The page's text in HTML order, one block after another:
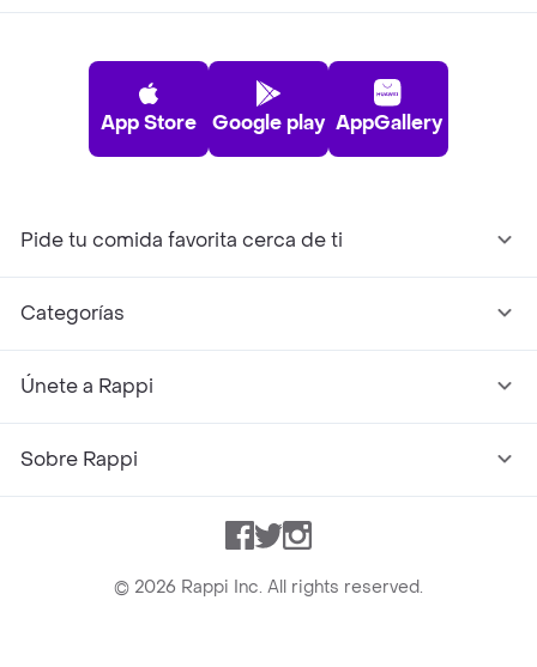
App Store Google play AppGallery
Pide tu comida favorita cerca de ti
Categorías
Únete a Rappi
Sobre Rappi
Facebook
TwitterInstagram
© 2026 Rappi Inc. All rights reserved.